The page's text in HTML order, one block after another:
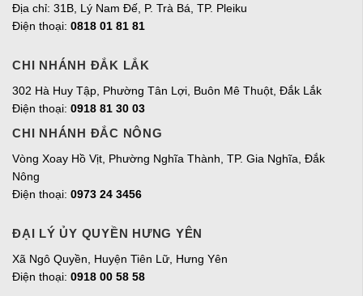
Địa chỉ: 31B, Lý Nam Đế, P. Trà Bá, TP. Pleiku
Điện thoại: 0818 01 81 81
CHI NHÁNH ĐẮK LẮK
302 Hà Huy Tập, Phường Tân Lợi, Buôn Mê Thuột, Đắk Lắk
Điện thoại: 0918 81 30 03
CHI NHÁNH ĐẮC NÔNG
Vòng Xoay Hồ Vịt, Phường Nghĩa Thành, TP. Gia Nghĩa, Đắk
Nông
Điện thoại: 0973 24 3456
ĐẠI LÝ ỦY QUYỀN HƯNG YÊN
Xã Ngô Quyền, Huyện Tiên Lữ, Hưng Yên
Điện thoại: 0918 00 58 58